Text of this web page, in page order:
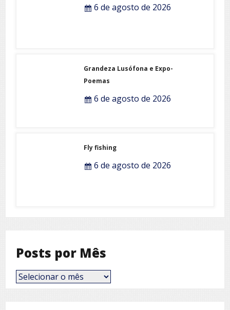
6 de agosto de 2026
Grandeza Lusófona e Expo-
Poemas
6 de agosto de 2026
Fly fishing
6 de agosto de 2026
Posts por Mês
Posts
por